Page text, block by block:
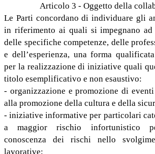
Articolo 3 - Oggetto della
Le Parti concordano di individuare gli
in riferimento ai quali si impegnano ad
delle specifiche competenze, delle
e dell’esperienza, una forma
per la realizzazione di iniziative quali
titolo esemplificativo e non esaustivo:
- organizzazione e promozione di
alla promozione della cultura e della
- iniziative informative per particolari
a maggior rischio infortunistico
conoscenza dei rischi nello
lavorative;